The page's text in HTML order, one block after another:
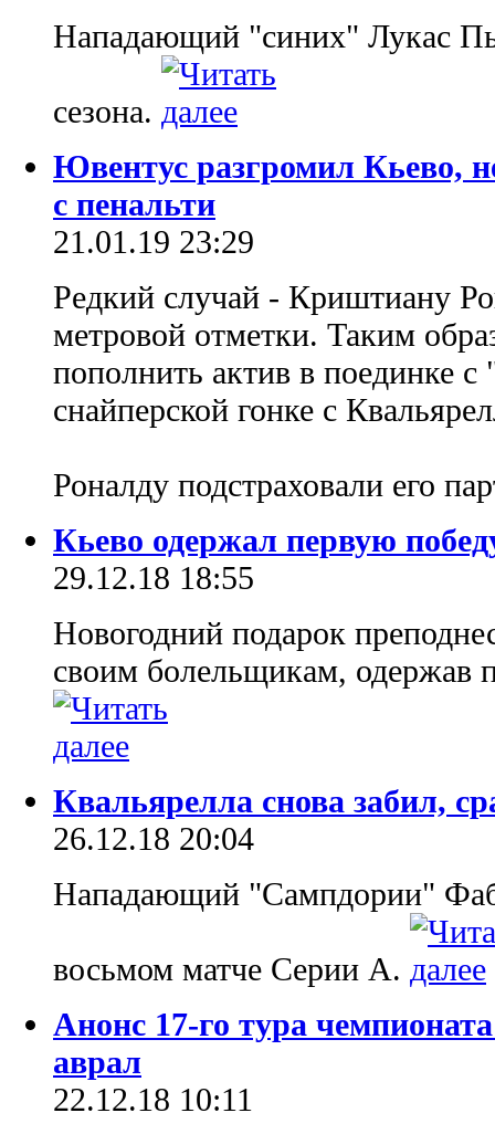
Нападающий "синих" Лукас
сезона.
Ювентус разгромил Кьево,
с пенальти
21.01.19 23:29
Редкий случай - Криштиану
метровой отметки. Таким
пополнить актив в поединке с
снайперской гонке с
Роналду подстраховали его
Кьево одержал первую
29.12.18 18:55
Новогодний подарок
своим болельщикам, одержав
Квальярелла снова забил,
26.12.18 20:04
Нападающий "Сампдории"
восьмом матче Серии А.
Анонс 17-го тура
аврал
22.12.18 10:11